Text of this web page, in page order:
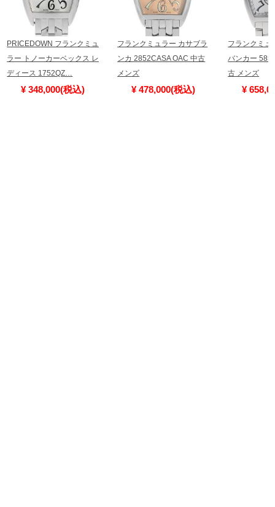
PRICEDOWN フランクミュ
ラー トノーカーベックス レ
ディース 1752QZ…
¥ 348,000(税込)
フランクミュラー カサブラ
ンカ 2852CASA OAC 中古
メンズ
¥ 478,000(税込)
フランクミュ
バンカー
古 メンズ
¥